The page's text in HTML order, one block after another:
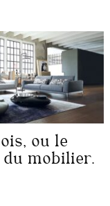
ou le
mobilier.